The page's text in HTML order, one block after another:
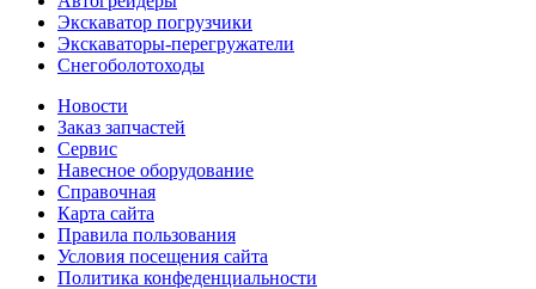
Экскаватор погрузчики
Экскаваторы-перегружатели
Снегоболотоходы
Новости
Заказ запчастей
Сервис
Навесное оборудование
Справочная
Карта сайта
Правила пользования
Условия посещения сайта
Политика конфеденциальности